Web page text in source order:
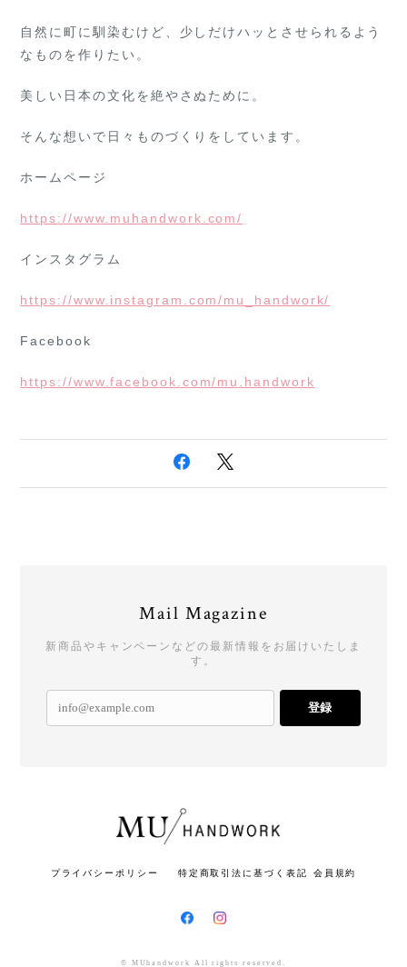
自然に町に馴染むけど、少しだけハッとさせられるよう
なものを作りたい。
美しい日本の文化を絶やさぬために。
そんな想いで日々ものづくりをしています。
ホームページ
https://www.muhandwork.com/
インスタグラム
https://www.instagram.com/mu_handwork/
Facebook
https://www.facebook.com/mu.handwork
Mail Magazine
新商品やキャンペーンなどの最新情報をお届けいたしま
す。
登録
プライバシーポリシー 特定商取引法に基づく表記 会員規約
© MUhandwork All rights reserved.